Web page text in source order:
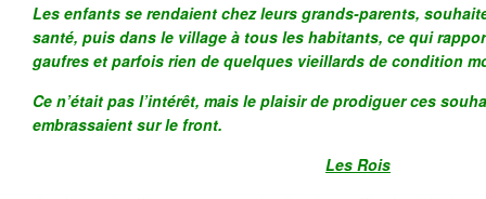
Les enfants se rendaient chez leurs grands-parents,
santé, puis dans le village à tous les habitants, ce qui
gaufres et parfois rien de quelques vieillards de condition
Ce n’était pas l’intérêt, mais le plaisir de prodiguer ces
embrassaient sur le front.
Les Rois